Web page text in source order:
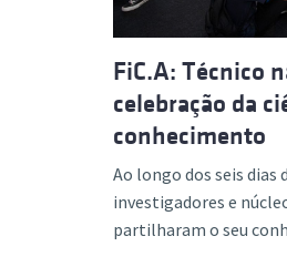
FiC.A: Técnico
celebração da
conhecimento
Ao longo dos seis
investigadores e
partilharam o seu